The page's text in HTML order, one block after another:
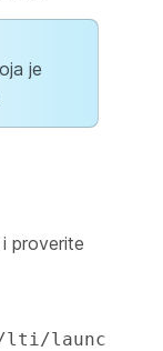
je
i proverite
lti/launc